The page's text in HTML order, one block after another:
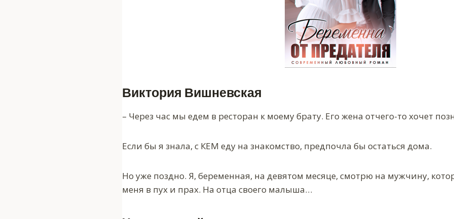
Виктория Вишневская
– Через час мы едем в ресторан к моему брату. Его жена отчего-то хочет
Если бы я знала, с КЕМ еду на знакомство, предпочла бы остаться дома.
Но уже поздно. Я, беременная, на девятом месяце, смотрю на мужчину,
меня в пух и прах. На отца своего малыша…